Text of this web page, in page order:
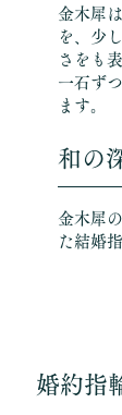
金木犀
を、少
さをも
一石ず
ます。
和の
金木犀
た結婚
婚約指